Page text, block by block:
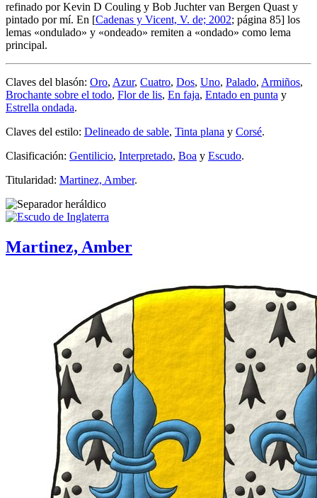
refinado por Kevin D Couling y Bob Juchter van Bergen Quast y
pintado por mí. En [Cadenas y Vicent, V. de; 2002; página 85] los
lemas «ondulado» y «ondeado» remiten a «ondado» como lema
principal.
Claves del blasón: Oro, Azur, Cuatro, Dos, Uno, Palado, Armiños,
Brochante sobre el todo, Flor de lis, En faja, Entado en punta y
Estrella ondada.
Claves del estilo: Delineado de sable, Tinta plana y Corsé.
Clasificación: Gentilicio, Interpretado, Boa y Escudo.
Titularidad: Martinez, Amber.
Martinez, Amber